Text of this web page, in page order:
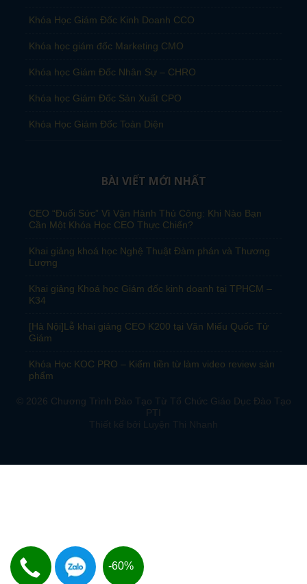
Khóa Học Giám Đốc Kinh Doanh CCO
Khóa học giám đốc Marketing CMO
Khóa học Giám Đốc Nhân Sự – CHRO
Khóa học Giám Đốc Sản Xuất CPO
Khóa Học Giám Đốc Toàn Diện
BÀI VIẾT MỚI NHẤT
CEO “Đuối Sức” Vì Vận Hành Thủ Công: Khi Nào Bạn
Cần Một Khóa Học CEO Thực Chiến?
Khai giảng khoá học Nghệ Thuật Đàm phán và Thương
Lượng
Khai giảng Khoá học Giám đốc kinh doanh tại TPHCM –
K34
[Hà Nội]Lễ khai giảng CEO K200 tại Văn Miếu Quốc Tử
Giám
Khóa Học KOC PRO – Kiếm tiền từ làm video review sản
phẩm
© 2026 Chương Trình Đào Tạo Từ Tổ Chức Giáo Dục Đào Tạo
PTI
Thiết kế bởi
Luyện Thi Nhanh